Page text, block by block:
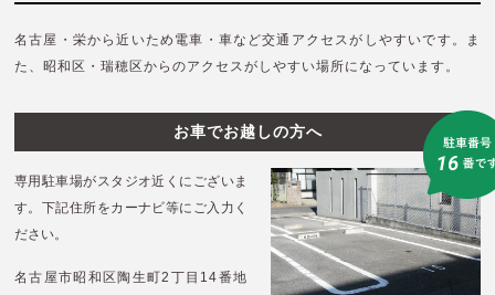
名古屋・栄から近いため電車・車など交通アクセスがしやすいです。
ま
た、昭和区・瑞穂区からのアクセスがしやすい場所になっています。
お車でお越しの方へ
専用駐車場がスタジオ近くにございま
す。 下記住所をカーナビ等にご入力く
ださい。
名古屋市昭和区陶生町2丁目14番地